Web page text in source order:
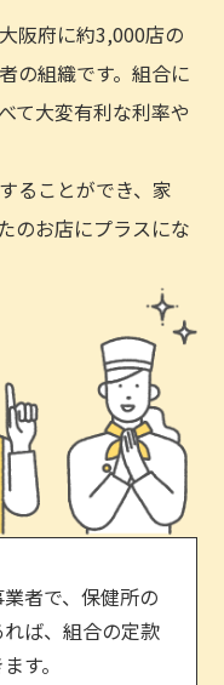
阪府に約3,000店の
の組織です。組合に
て大変有利な利率や
ることができ、家
のお店にプラスにな
者で、保健所の
ば、組合の定款
す。